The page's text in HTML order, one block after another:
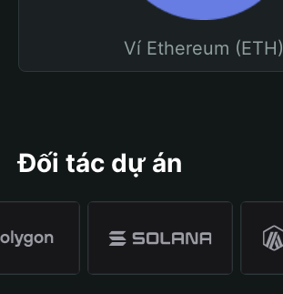
Ví Ethereum (ETH)
Đối tác dự án